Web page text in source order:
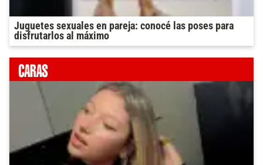
Juguetes sexuales en pareja: conocé las poses para
disfrutarlos al máximo